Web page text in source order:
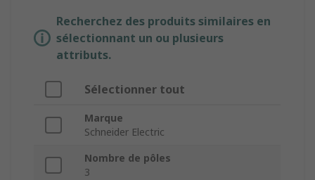
Recherchez des produits similaires en
sélectionnant un ou plusieurs
attributs.
Sélectionner tout
Marque
Schneider Electric
Nombre de pôles
3